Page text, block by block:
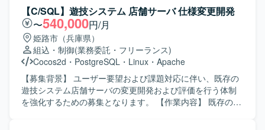
ト・評価まで一連の工程を実施していただきます。 【求め
る人物像】 組込開発における基本設計からテストまでを主
体的に担える方を求めています。認証機能など新しい技術
要素にも前向きに取り組み、周囲と協調しながら開発を進
めていただける方が望ましいです。 【ポジションの魅力】
入退館やPOSなど実利用シーンに近い組込端末の開発に携
わることができ、認証技術や組込Linuxに関する知見を深め
ることができます。基本設計から評価まで幅広い工程に関
わることで、上流から下流まで一貫した経験を積むことが
【C/SQL】遊技システム 店舗サーバ 仕様変更開発
〜540,000円/月
姫路市（兵庫県）
組込・制御(業務委託・フリーランス)
Cocos2d ・ PostgreSQL ・ Linux ・ Apache
【募集背景】 ユーザー要望および課題対応に伴い、既存の
遊技システム店舗サーバの変更開発および評価を行う体制
を強化するための募集となります。 【作業内容】 既存の遊